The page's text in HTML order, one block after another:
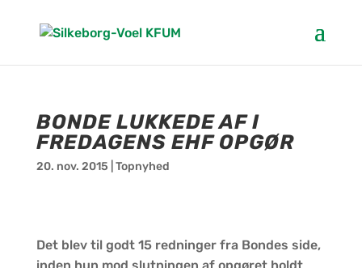
BONDE LUKKEDE AF I
FREDAGENS EHF OPGØR
20. nov. 2015 Topnyhed
Det blev til godt 15 redninger fra Bondes side,